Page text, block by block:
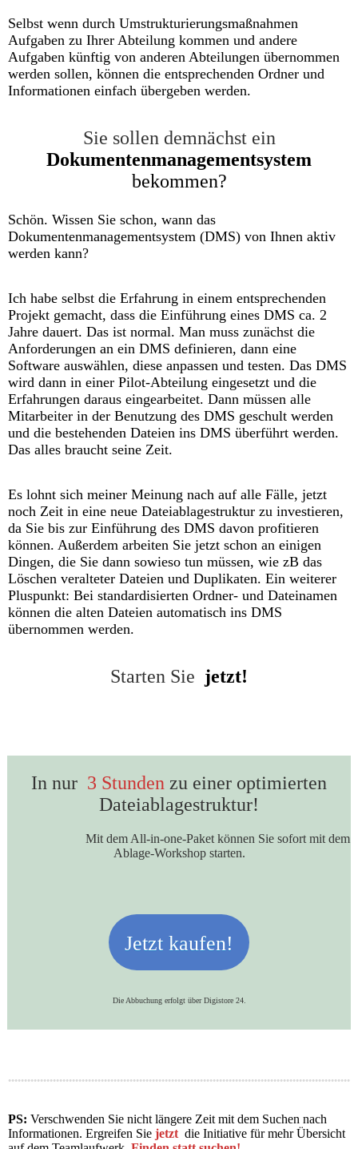
Selbst wenn durch Umstrukturierungsmaßnahmen
Aufgaben zu Ihrer Abteilung kommen und andere
Aufgaben künftig von anderen Abteilungen übernommen
werden sollen, können die entsprechenden Ordner und
Informationen einfach übergeben werden.
Sie sollen demnächst ein
Dokumentenmanagementsystem
bekommen?
Schön. Wissen Sie schon, wann das
Dokumentenmanagementsystem (DMS) von Ihnen aktiv
werden kann?
Ich habe selbst die Erfahrung in einem entsprechenden
Projekt gemacht, dass die Einführung eines DMS ca. 2
Jahre dauert. Das ist normal. Man muss zunächst die
Anforderungen an ein DMS definieren, dann eine
Software auswählen, diese anpassen und testen. Das DMS
wird dann in einer Pilot-Abteilung eingesetzt und die
Erfahrungen daraus eingearbeitet. Dann müssen alle
Mitarbeiter in der Benutzung des DMS geschult werden
und die bestehenden Dateien ins DMS überführt werden.
Das alles braucht seine Zeit.
Es lohnt sich meiner Meinung nach auf alle Fälle, jetzt
noch Zeit in eine neue Dateiablagestruktur zu investieren,
da Sie bis zur Einführung des DMS davon profitieren
können. Außerdem arbeiten Sie jetzt schon an einigen
Dingen, die Sie dann sowieso tun müssen, wie zB das
Löschen veralteter Dateien und Duplikaten. Ein weiterer
Pluspunkt: Bei standardisierten Ordner- und Dateinamen
können die alten Dateien automatisch ins DMS
übernommen werden.
Starten Sie jetzt!
In nur 3 Stunden zu einer optimierten
Dateiablagestruktur!
Mit dem All-in-one-Paket können Sie sofort mit dem
Ablage-Workshop starten.
Jetzt kaufen!
Die Abbuchung erfolgt über Digistore 24.
PS: Verschwenden Sie nicht längere Zeit mit dem Suchen nach
Informationen. Ergreifen Sie jetztdie Initiative für mehr Übersicht